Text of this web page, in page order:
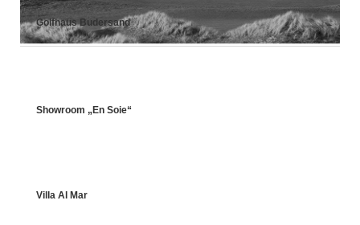
Golfhaus Budersand
Showroom „En Soie“
Villa Al Mar